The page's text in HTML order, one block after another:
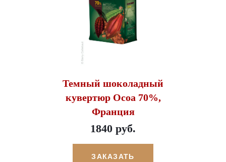
Темный шоколадный
кувертюр Ocoa 70%,
Франция
1840 руб.
ЗАКАЗАТЬ